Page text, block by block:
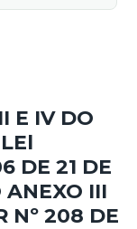
E IV DO
DE 21 DE
ANEXO III
Nº 208 DE